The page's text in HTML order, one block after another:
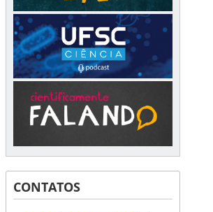
CONTATOS